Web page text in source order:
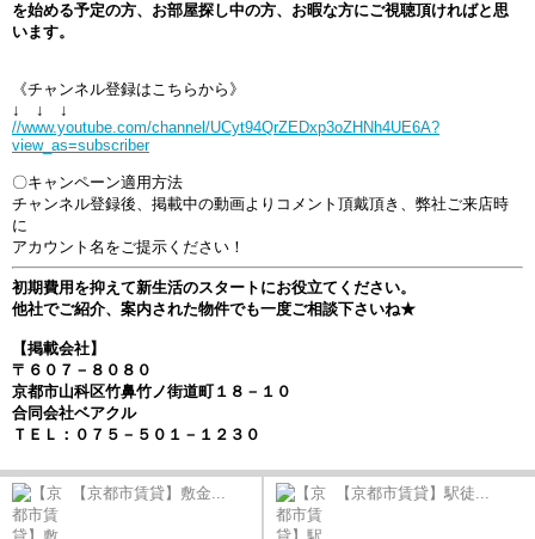
を始める予定の方、お部屋探し中の方、お暇な方にご視聴頂ければと思
います。
《チャンネル登録はこちらから》
↓ ↓ ↓
//www.youtube.com/channel/UCyt94QrZEDxp3oZHNh4UE6A?
view_as=subscriber
〇キャンペーン適用方法
チャンネル登録後、掲載中の動画よりコメント頂戴頂き、弊社ご来店時
に
アカウント名をご提示ください！
初期費用を抑えて新生活のスタートにお役立てください。
他社でご紹介、案内された物件でも一度ご相談下さいね★
【掲載会社】
〒６０７－８０８０
京都市山科区竹鼻竹ノ街道町１８－１０
合同会社ベアクル
ＴＥＬ：０７５－５０１－１２３０
【京都市賃貸】敷金... 【京都市賃貸】駅徒...